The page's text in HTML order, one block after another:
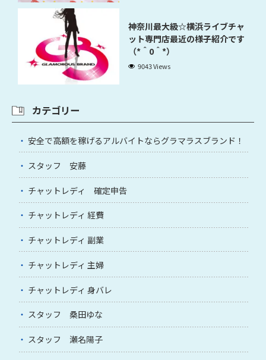
神奈川最大級☆横浜ライブチャ
ット専門店最近の様子紹介です
（*＾0＾*）
9043 Views
カテゴリー
安全で高額を稼げるアルバイトならグラマラスブランド！
スタッフ 安藤
チャットレディ 確定申告
チャットレディ 経費
チャットレディ 副業
チャットレディ 主婦
チャットレディ 身バレ
スタッフ 桑田ゆな
スタッフ 瀬名陽子